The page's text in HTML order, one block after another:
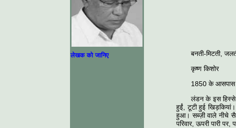
लेखक को जानिए
बनती-मिटती,
कृष्ण किशोर
1850 के आसपास
लंडन के इस हिस्से
हुईं, टूटी हुई खिड़कियां।
हुआ। सब्ज़ी वाले नीचे
परिवार, ऊपरी पारी